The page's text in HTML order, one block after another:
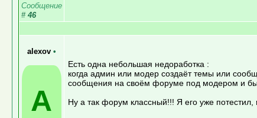
Сообщение
# 46
alexov •
A
Есть одна небольшая недоработка :
когда админ или модер создаёт темы или
сообщения на своём форуме под модером и
Ну а так форум классный!!! Я его уже потестил,